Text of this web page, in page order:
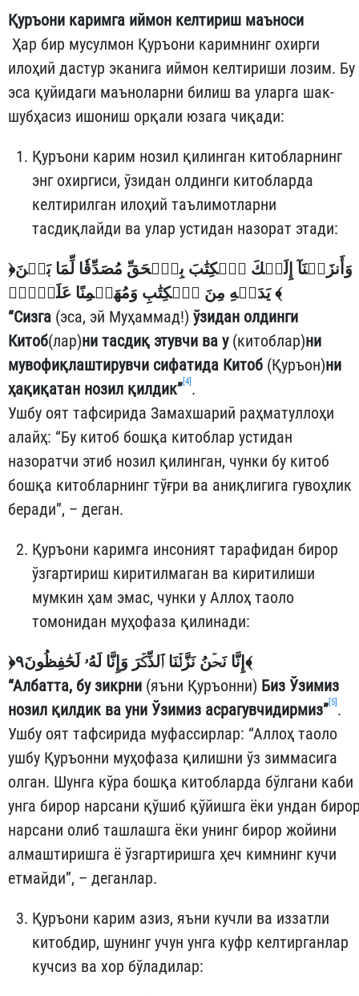
Қуръони каримга иймон келтириш маъноси
Ҳар бир мусулмон Қуръони каримнинг охирги
илоҳий дастур эканига иймон келтириши лозим. Бу
эса қуйидаги маъноларни билиш ва уларга шак-
шубҳасиз ишониш орқали юзага чиқади:
Қуръони карим нозил қилинган китобларнинг
энг охиргиси, ўзидан олдинги китобларда
келтирилган илоҳий таълимотларни
тасдиқлайди ва улар устидан назорат этади:
﴿وَأَنزَلۡنَآ إِلَيۡكَ ٱلۡكِتَٰبَ بِٱلۡحَقِّ مُصَدِّقٗا لِّمَا بَيۡنَ
يَدَيۡهِ مِنَ ٱلۡكِتَٰبِ وَمُهَيۡمِنًا عَلَيۡهِۖ﴾
“Сизга (эса, эй Муҳаммад!) ўзидан олдинги
Китоб(лар)ни тасдиқ этувчи ва у (китоблар)ни
мувофиқлаштирувчи сифатида Китоб (Қуръон)ни
ҳақиқатан нозил қилдик”[4] .
Ушбу оят тафсирида Замахшарий раҳматуллоҳи
алайҳ: “Бу китоб бошқа китоблар устидан
назоратчи этиб нозил қилинган, чунки бу китоб
бошқа китобларнинг тўғри ва аниқлигига гувоҳлик
беради”, – деган.
Қуръони каримга инсоният тарафидан бирор
ўзгартириш киритилмаган ва киритилиши
мумкин ҳам эмас, чунки у Аллоҳ таоло
томонидан муҳофаза қилинади:
﴿ إِنَّا نَحۡنُ نَزَّلۡنَا ٱلذِّكۡرَ وَإِنَّا لَهُۥ لَحَٰفِظُونَ٩ ﴾
“Албатта, бу зикрни (яъни Қуръонни) Биз Ўзимиз
нозил қилдик ва уни Ўзимиз асрагувчидирмиз”[5] .
Ушбу оят тафсирида муфассирлар: “Аллоҳ таоло
ушбу Қуръонни муҳофаза қилишни ўз зиммасига
олган. Шунга кўра бошқа китобларда бўлгани каби
унга бирор нарсани қўшиб қўйишга ёки ундан
нарсани олиб ташлашга ёки унинг бирор жойини
алмаштиришга ё ўзгартиришга ҳеч кимнинг кучи
етмайди”, – деганлар.
Қуръони карим азиз, яъни кучли ва иззатли
китобдир, шунинг учун унга куфр келтирганлар
кучсиз ва хор бўладилар: